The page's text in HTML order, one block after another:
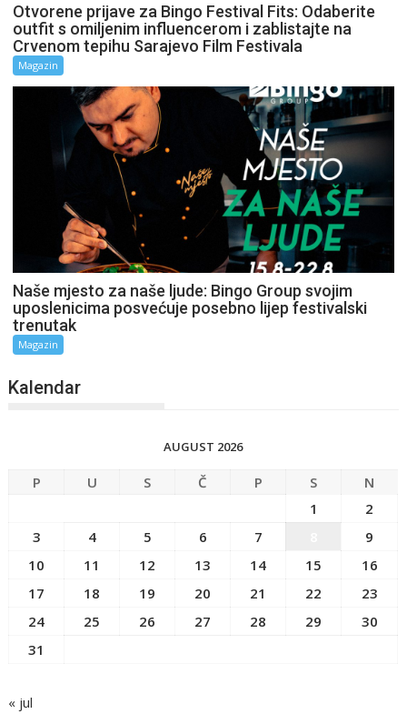
Otvorene prijave za Bingo Festival Fits: Odaberite
outfit s omiljenim influencerom i zablistajte na
Crvenom tepihu Sarajevo Film Festivala
Magazin
Naše mjesto za naše ljude: Bingo Group svojim
uposlenicima posvećuje posebno lijep festivalski
trenutak
Magazin
Kalendar
AUGUST 2026
P U S Č P S
N
1
2
3
4 5 6 7
9
10
11 12 13 14 15
16
17
18 19 20 21 22
23
24
25 26 27 28 29
30
31
« jul